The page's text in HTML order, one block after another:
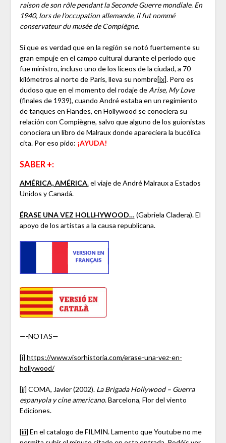
raison de son rôle pendant la Seconde Guerre mondiale. En
1940, lors de l’occupation allemande, il fut nommé
conservateur du musée de Compiègne.
Sí que es verdad que en la región se notó fuertemente su
gran empuje en el campo cultural durante el periodo que
fue ministro, incluso uno de los liceos de la ciudad, a 70
kilómetros al norte de Paris, lleva su nombre[ix]. Pero es
dudoso que en el momento del rodaje de Arise, My Love
(finales de 1939), cuando André estaba en un regimiento
de tanques en Flandes, en Hollywood se conociera su
relación con Compiègne, salvo que alguno de los guionistas
conociera un libro de Malraux donde apareciera la bucólica
cita. Por eso pido: ¡AYUDA!
SABER +:
AMÉRICA, AMÉRICA.el viaje de André Malraux a Estados
Unidos y Canadá.
ÉRASE UNA VEZ HOLLHYWOOD… (Gabriela Cladera). El
apoyo de los artistas a la causa republicana.
—-NOTAS—
[i] https://www.visorhistoria.com/erase-una-vez-en-
hollywood/
[ii] COMA, Javier (2002).La Brigada Hollywood – Guerra
espanyola y cine americano. Barcelona, Flor del viento
Ediciones.
[iii] En el catalogo de FILMIN. Lamento que Youtube no me